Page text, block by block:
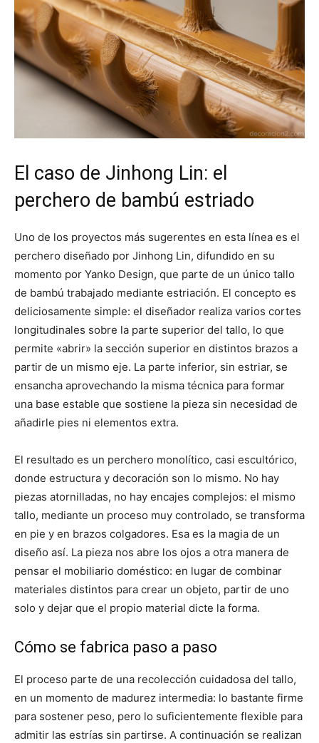
El caso de Jinhong Lin: el
perchero de bambú estriado
Uno de los proyectos más sugerentes en esta línea es el
perchero diseñado por Jinhong Lin, difundido en su
momento por Yanko Design, que parte de un único tallo
de bambú trabajado mediante estriación. El concepto es
deliciosamente simple: el diseñador realiza varios cortes
longitudinales sobre la parte superior del tallo, lo que
permite «abrir» la sección superior en distintos brazos a
partir de un mismo eje. La parte inferior, sin estriar, se
ensancha aprovechando la misma técnica para formar
una base estable que sostiene la pieza sin necesidad de
añadirle pies ni elementos extra.
El resultado es un perchero monolítico, casi escultórico,
donde estructura y decoración son lo mismo. No hay
piezas atornilladas, no hay encajes complejos: el mismo
tallo, mediante un proceso muy controlado, se transforma
en pie y en brazos colgadores. Esa es la magia de un
diseño así. La pieza nos abre los ojos a otra manera de
pensar el mobiliario doméstico: en lugar de combinar
materiales distintos para crear un objeto, partir de uno
solo y dejar que el propio material dicte la forma.
Cómo se fabrica paso a paso
El proceso parte de una recolección cuidadosa del tallo,
en un momento de madurez intermedia: lo bastante firme
para sostener peso, pero lo suficientemente flexible para
admitir las estrías sin partirse. A continuación se realizan